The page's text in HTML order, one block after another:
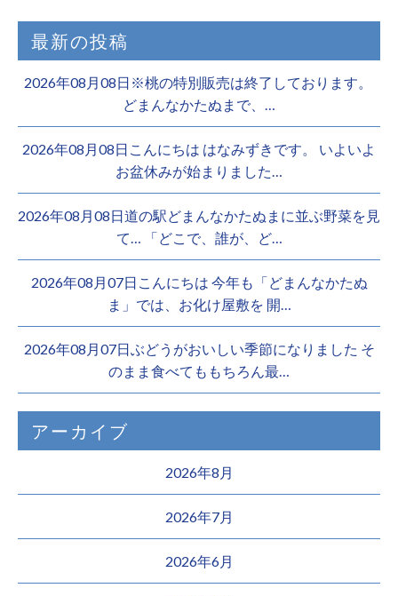
最新の投稿
2026年08月08日※桃の特別販売は終了しております。 ️
どまんなかたぬまで、…
2026年08月08日こんにちは はなみずきです。 いよいよ
お盆休みが始まりました…
2026年08月08日道の駅どまんなかたぬまに並ぶ野菜を見
て… 「どこで、誰が、ど…
2026年08月07日こんにちは 今年も「どまんなかたぬ
ま」では、お化け屋敷を 開…
2026年08月07日ぶどうがおいしい季節になりました そ
のまま食べてももちろん最…
アーカイブ
2026年8月
2026年7月
2026年6月